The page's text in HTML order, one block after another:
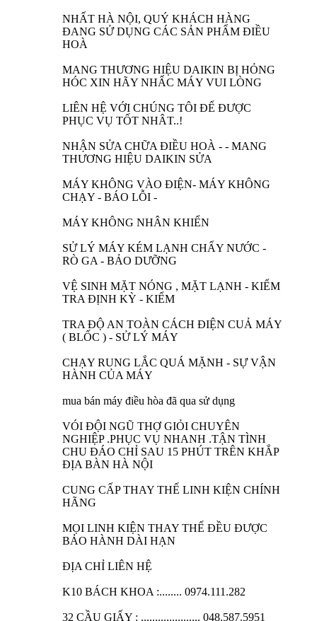
NHẤT HÀ NỘI, QUÝ KHÁCH HÀNG
ĐANG SỬ DỤNG CÁC SẢN PHẨM ĐIỀU
HOÀ
MANG THƯƠNG HIỆU DAIKIN BỊ HỎNG
HÓC XIN HÃY NHẤC MÁY VUI LÒNG
LIÊN HỆ VỚI CHÚNG TÔI ĐỂ ĐƯỢC
PHỤC VỤ TỐT NHÂT..!
NHẬN SỬA CHỮA ĐIỀU HOÀ - - MANG
THƯƠNG HIỆU DAIKIN SỬA
MÁY KHÔNG VÀO ĐIỆN- MÁY KHÔNG
CHẠY - BÁO LỖI -
MÁY KHÔNG NHÂN KHIỂN
SỬ LÝ MÁY KÉM LẠNH CHẨY NƯỚC -
RÒ GA - BẢO DƯỠNG
VỆ SINH MẶT NÓNG , MẶT LẠNH - KIỂM
TRA ĐỊNH KỲ - KIỂM
TRA ĐỘ AN TOÀN CÁCH ĐIỆN CUẢ MÁY
( BLỐC ) - SỬ LÝ MÁY
CHẠY RUNG LẮC QUÁ MẶNH - SỰ VẬN
HÀNH CỦA MÁY
mua bán máy điều hòa đã qua sử dụng
VÓI ĐỘI NGŨ THỢ GIỎI CHUYÊN
NGHIỆP .PHỤC VỤ NHANH .TẬN TÌNH
CHU ĐÁO CHỈ SAU 15 PHÚT TRÊN KHẮP
ĐỊA BÀN HÀ NỘI
CUNG CẤP THAY THẾ LINH KIỆN CHÍNH
HÃNG
MỌI LINH KIỆN THAY THẾ ĐỀU ĐƯỢC
BẢO HÀNH DÀI HẠN
ĐỊA CHỈ LIÊN HỆ
K10 BÁCH KHOA :........ 0974.111.282
32 CẦU GIẤY : ..................... 048.587.5951